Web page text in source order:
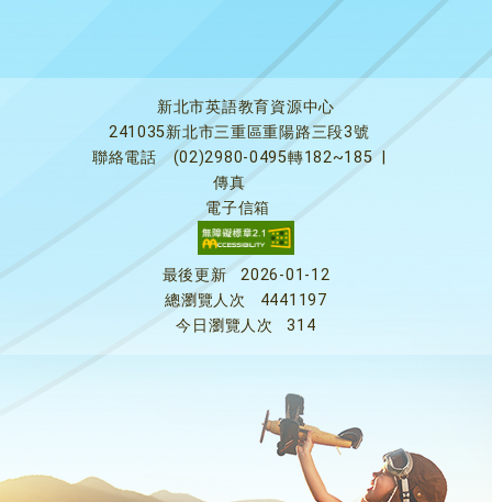
新北市英語教育資源中心
241035新北市三重區重陽路三段3號
聯絡電話
(02)2980-0495轉182~185
傳真
電子信箱
最後更新
2026-01-12
總瀏覽人次
4441197
今日瀏覽人次
314